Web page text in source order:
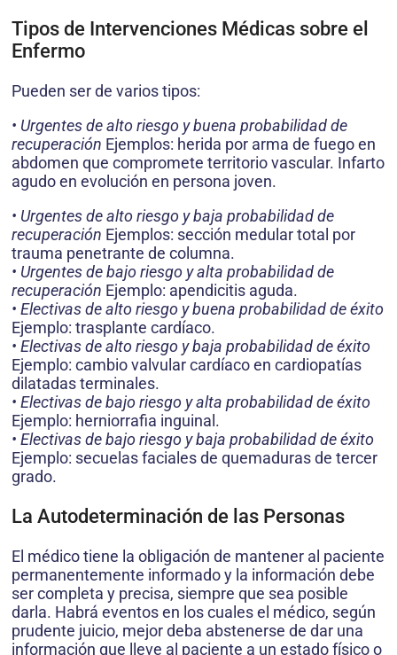
Tipos de Intervenciones Médicas sobre el
Enfermo
Pueden ser de varios tipos:
• Urgentes de alto riesgo y buena probabilidad de
recuperación Ejemplos: herida por arma de fuego en
abdomen que compromete territorio vascular. Infarto
agudo en evolución en persona joven.
• Urgentes de alto riesgo y baja probabilidad de
recuperación Ejemplos: sección medular total por
trauma penetrante de columna.
• Urgentes de bajo riesgo y alta probabilidad de
recuperación Ejemplo: apendicitis aguda.
• Electivas de alto riesgo y buena probabilidad de éxito
Ejemplo: trasplante cardíaco.
• Electivas de alto riesgo y baja probabilidad de éxito
Ejemplo: cambio valvular cardíaco en cardiopatías
dilatadas terminales.
• Electivas de bajo riesgo y alta probabilidad de éxito
Ejemplo: herniorrafia inguinal.
• Electivas de bajo riesgo y baja probabilidad de éxito
Ejemplo: secuelas faciales de quemaduras de tercer
grado.
La Autodeterminación de las Personas
El médico tiene la obligación de mantener al paciente
permanentemente informado y la información debe
ser completa y precisa, siempre que sea posible
darla. Habrá eventos en los cuales el médico, según
prudente juicio, mejor deba abstenerse de dar una
información que lleve al paciente a un estado físico o